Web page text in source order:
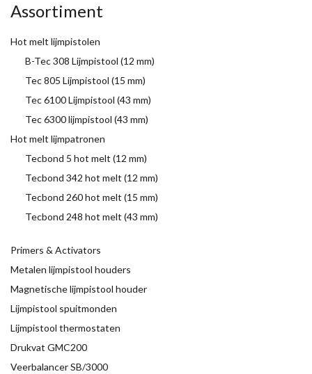
Assortiment
Hot melt lijmpistolen
B-Tec 308 Lijmpistool (12 mm)
Tec 805 Lijmpistool (15 mm)
Tec 6100 Lijmpistool (43 mm)
Tec 6300 lijmpistool (43 mm)
Hot melt lijmpatronen
Tecbond 5 hot melt (12 mm)
Tecbond 342 hot melt (12 mm)
Tecbond 260 hot melt (15 mm)
Tecbond 248 hot melt (43 mm)
Primers & Activators
Metalen lijmpistool houders
Magnetische lijmpistool houder
Lijmpistool spuitmonden
Lijmpistool thermostaten
Drukvat GMC200
Veerbalancer SB/3000